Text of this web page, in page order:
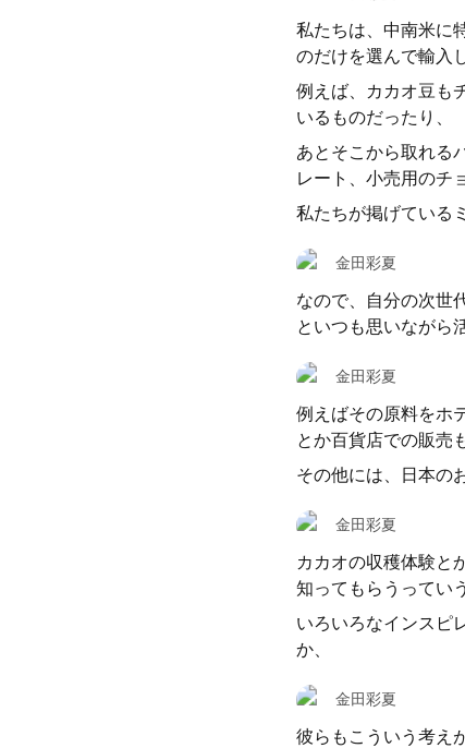
私たちは、中南米に
のだけを選んで輸入
例えば、カカオ豆も
いるものだったり、
あとそこから取れる
レート、小売用のチ
私たちが掲げている
金田彩夏
なので、自分の次世
といつも思いながら
金田彩夏
例えばその原料をホ
とか百貨店での販売
その他には、日本の
金田彩夏
カカオの収穫体験と
知ってもらうってい
いろいろなインスピ
か、
金田彩夏
彼らもこういう考え